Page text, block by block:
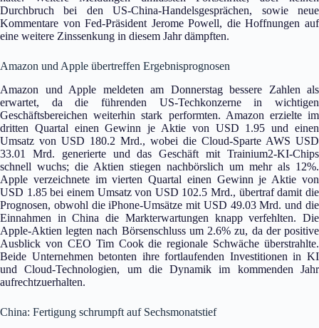
Durchbruch bei den US-China-Handelsgesprächen, sowie neue
Kommentare von Fed-Präsident Jerome Powell, die Hoffnungen auf
eine weitere Zinssenkung in diesem Jahr dämpften.
Amazon und Apple übertreffen Ergebnisprognosen
Amazon und Apple meldeten am Donnerstag bessere Zahlen als
erwartet, da die führenden US-Techkonzerne in wichtigen
Geschäftsbereichen weiterhin stark performten. Amazon erzielte im
dritten Quartal einen Gewinn je Aktie von USD 1.95 und einen
Umsatz von USD 180.2 Mrd., wobei die Cloud-Sparte AWS USD
33.01 Mrd. generierte und das Geschäft mit Trainium2-KI-Chips
schnell wuchs; die Aktien stiegen nachbörslich um mehr als 12%.
Apple verzeichnete im vierten Quartal einen Gewinn je Aktie von
USD 1.85 bei einem Umsatz von USD 102.5 Mrd., übertraf damit die
Prognosen, obwohl die iPhone-Umsätze mit USD 49.03 Mrd. und die
Einnahmen in China die Markterwartungen knapp verfehlten. Die
Apple-Aktien legten nach Börsenschluss um 2.6% zu, da der positive
Ausblick von CEO Tim Cook die regionale Schwäche überstrahlte.
Beide Unternehmen betonten ihre fortlaufenden Investitionen in KI
und Cloud-Technologien, um die Dynamik im kommenden Jahr
aufrechtzuerhalten.
China: Fertigung schrumpft auf Sechsmonatstief